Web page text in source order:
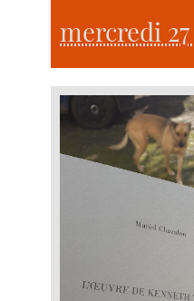
mercredi